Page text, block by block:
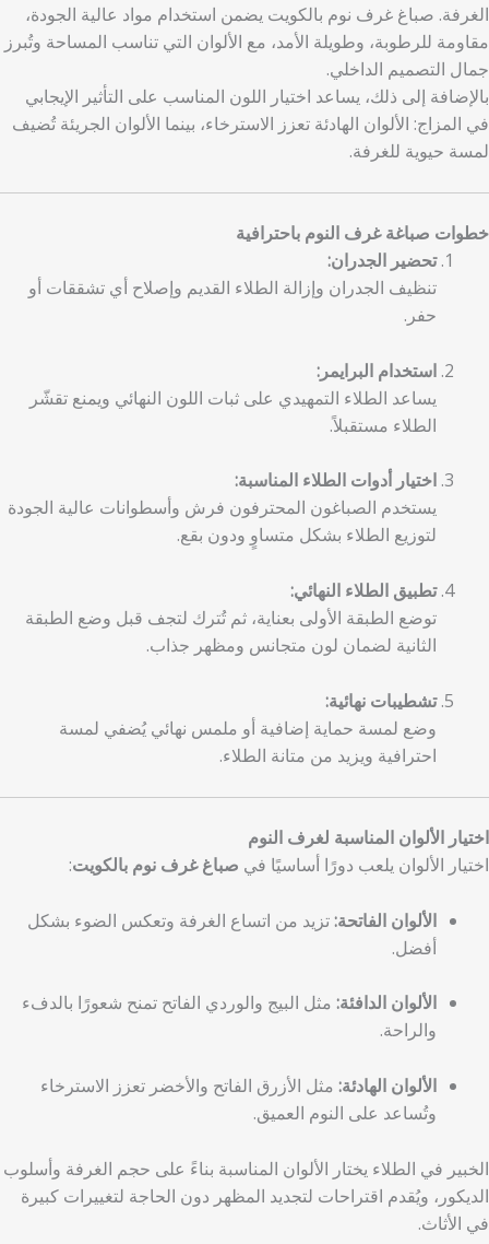
الغرفة. صباغ غرف نوم بالكويت يضمن استخدام مواد عالية الجودة،
مقاومة للرطوبة، وطويلة الأمد، مع الألوان التي تناسب المساحة وتُبرز
جمال التصميم الداخلي.
بالإضافة إلى ذلك، يساعد اختيار اللون المناسب على التأثير الإيجابي
في المزاج: الألوان الهادئة تعزز الاسترخاء، بينما الألوان الجريئة تُضيف
لمسة حيوية للغرفة.
خطوات صباغة غرف النوم باحترافية
تحضير الجدران:
تنظيف الجدران وإزالة الطلاء القديم وإصلاح أي تشققات أو
حفر.
استخدام البرايمر:
يساعد الطلاء التمهيدي على ثبات اللون النهائي ويمنع تقشّر
الطلاء مستقبلاً.
اختيار أدوات الطلاء المناسبة:
يستخدم الصباغون المحترفون فرش وأسطوانات عالية الجودة
لتوزيع الطلاء بشكل متساوٍ ودون بقع.
تطبيق الطلاء النهائي:
توضع الطبقة الأولى بعناية، ثم تُترك لتجف قبل وضع الطبقة
الثانية لضمان لون متجانس ومظهر جذاب.
تشطيبات نهائية:
وضع لمسة حماية إضافية أو ملمس نهائي يُضفي لمسة
احترافية ويزيد من متانة الطلاء.
اختيار الألوان المناسبة لغرف النوم
اختيار الألوان يلعب دورًا أساسيًا في صباغ غرف نوم بالكويت:
الألوان الفاتحة:تزيد من اتساع الغرفة وتعكس الضوء بشكل
أفضل.
الألوان الدافئة: مثل البيج والوردي الفاتح تمنح شعورًا بالدفء
والراحة.
الألوان الهادئة: مثل الأزرق الفاتح والأخضر تعزز الاسترخاء
وتُساعد على النوم العميق.
الخبير في الطلاء يختار الألوان المناسبة بناءً على حجم الغرفة وأسلوب
الديكور، ويُقدم اقتراحات لتجديد المظهر دون الحاجة لتغييرات كبيرة
في الأثاث.